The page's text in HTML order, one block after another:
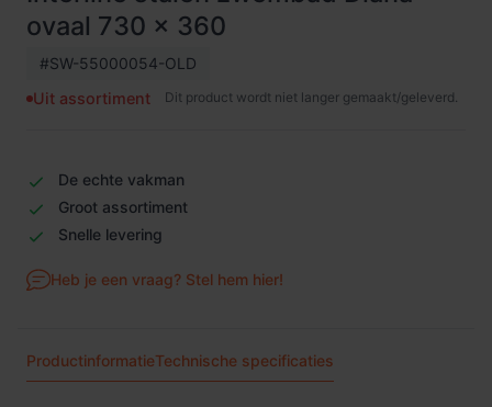
ovaal 730 x 360
#SW-55000054-OLD
Uit assortiment
Dit product wordt niet langer gemaakt/geleverd.
De echte vakman
Groot assortiment
Snelle levering
Heb je een vraag? Stel hem hier!
ProductinformatieTechnische specificaties